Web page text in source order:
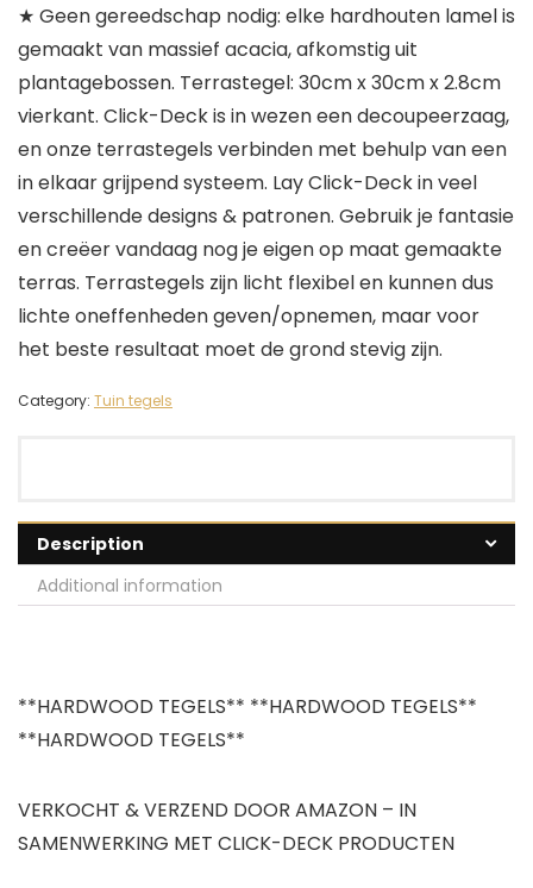
★ Geen gereedschap nodig: elke hardhouten lamel is
gemaakt van massief acacia, afkomstig uit
plantagebossen. Terrastegel: 30cm x 30cm x 2.8cm
vierkant. Click-Deck is in wezen een decoupeerzaag,
en onze terrastegels verbinden met behulp van een
in elkaar grijpend systeem. Lay Click-Deck in veel
verschillende designs & patronen. Gebruik je fantasie
en creëer vandaag nog je eigen op maat gemaakte
terras. Terrastegels zijn licht flexibel en kunnen dus
lichte oneffenheden geven/opnemen, maar voor
het beste resultaat moet de grond stevig zijn.
Category: Tuin tegels
Description
Additional information
**HARDWOOD TEGELS** **HARDWOOD TEGELS**
**HARDWOOD TEGELS**
VERKOCHT & VERZEND DOOR AMAZON – IN
SAMENWERKING MET CLICK-DECK PRODUCTEN